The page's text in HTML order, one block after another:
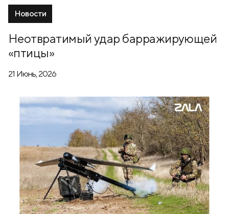
Новости
Неотвратимый удар барражирующей
«птицы»
21 Июнь, 2026